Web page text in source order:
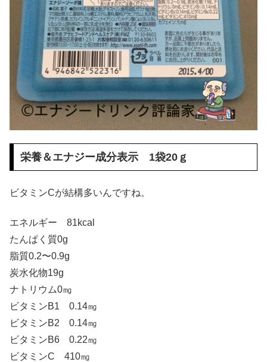
栄養＆エナジー成分表示 1袋20ｇ
ビタミンCが結構多いんですね。
エネルギー 81kcal
たんぱく質0g
脂質0.2〜0.9g
炭水化物19g
ナトリウム0㎎
ビタミンB1 0.14㎎
ビタミンB2 0.14㎎
ビタミンB6 0.22㎎
ビタミンC 410㎎